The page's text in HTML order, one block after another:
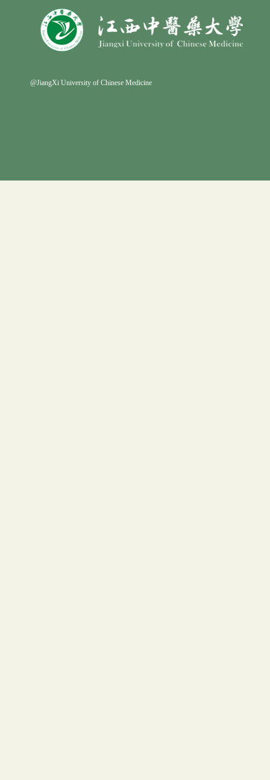
@JiangXi University of Chinese Medicine